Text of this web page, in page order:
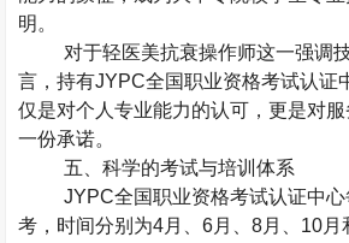
明。
对于轻医美抗衰操作师这一强调
言，持有JYPC全国职业资格考试认证
仅是对个人专业能力的认可，更是对
一份承诺。
五、科学的考试与培训体系
JYPC全国职业资格考试认证中
考，时间分别为4月、6月、8月、 10月